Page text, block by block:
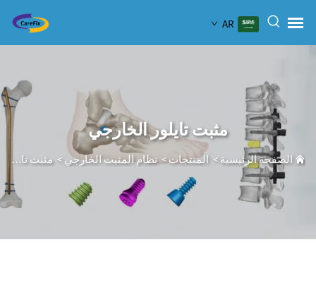
AR
مثبت تايلور الخارجي
الصفحة الرئيسية >المنتجات>نظام المثبت الخارجي >مثبت تايلور الخارجي